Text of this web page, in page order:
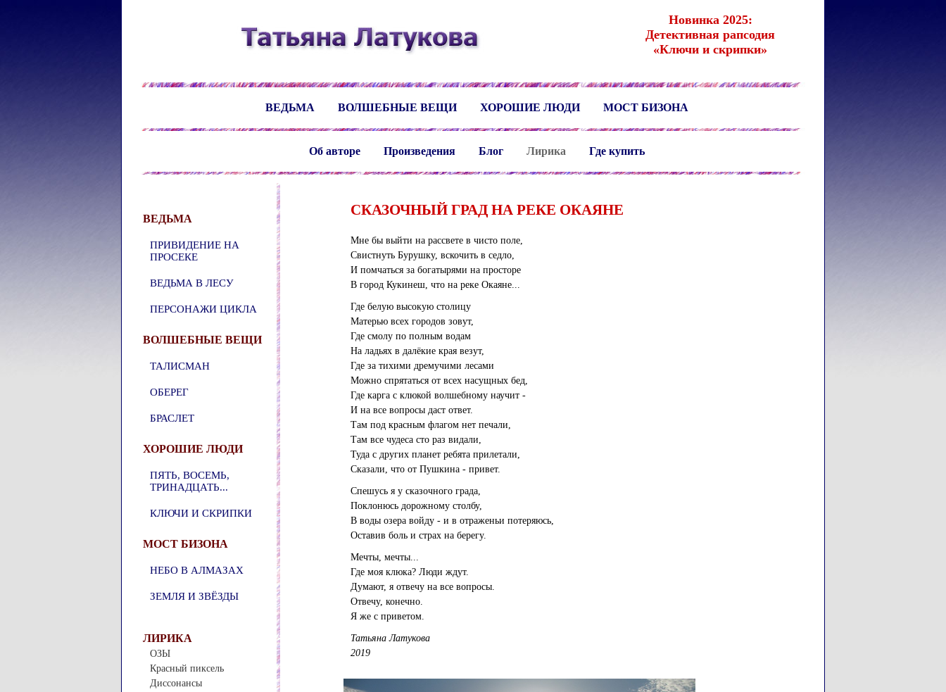
Новинка 2025:
Детективная рапсодия
«Ключи и скрипки»
ВЕДЬМА ВОЛШЕБНЫЕ ВЕЩИ ХОРОШИЕ ЛЮДИ МОСТ БИЗОНА
Об авторе Произведения Блог Лирика Где купить
ВЕДЬМА
ПРИВИДЕНИЕ НА
ПРОСЕКЕ
ВЕДЬМА В ЛЕСУ
ПЕРСОНАЖИ ЦИКЛА
ВОЛШЕБНЫЕ ВЕЩИ
ТАЛИСМАН
ОБЕРЕГ
БРАСЛЕТ
ХОРОШИЕ ЛЮДИ
ПЯТЬ, ВОСЕМЬ,
ТРИНАДЦАТЬ...
КЛЮЧИ И СКРИПКИ
МОСТ БИЗОНА
НЕБО В АЛМАЗАХ
ЗЕМЛЯ И ЗВЁЗДЫ
ЛИРИКА
ОЗЫ
Красный пиксель
Диссонансы
СКАЗОЧНЫЙ ГРАД НА РЕКЕ ОКАЯНЕ
Мне бы выйти на рассвете в чисто поле,
Свистнуть Бурушку, вскочить в седло,
И помчаться за богатырями на просторе
В город Кукинеш, что на реке Окаяне...
Где белую высокую столицу
Матерью всех городов зовут,
Где смолу по полным водам
На ладьях в далёкие края везут,
Где за тихими дремучими лесами
Можно спрятаться от всех насущных бед,
Где карга с клюкой волшебному научит -
И на все вопросы даст ответ.
Там под красным флагом нет печали,
Там все чудеса сто раз видали,
Туда с других планет ребята прилетали,
Сказали, что от Пушкина - привет.
Спешусь я у сказочного града,
Поклонюсь дорожному столбу,
В воды озера войду - и в отраженьи потеряюсь,
Оставив боль и страх на берегу.
Мечты, мечты...
Где моя клюка? Люди ждут.
Думают, я отвечу на все вопросы.
Отвечу, конечно.
Я же с приветом.
Татьяна Латукова
2019